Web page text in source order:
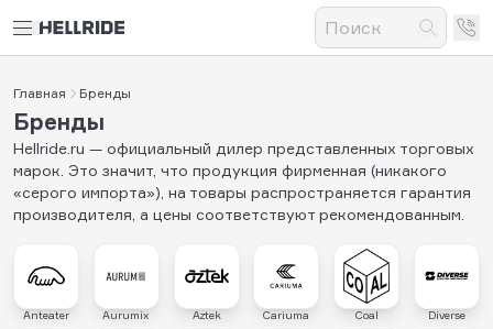
Главная Бренды
Бренды
Hellride.ru — официальный дилер представленных торговых
марок. Это значит, что продукция фирменная (никакого
«серого импорта»), на товары распространяется гарантия
производителя, а цены соответствуют рекомендованным.
Anteater Aurumix Aztek Cariuma Coal Diverse